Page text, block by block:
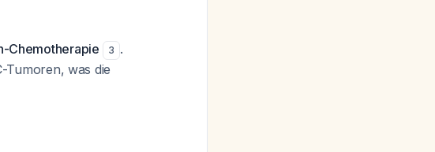
Chemotherapie 3 .
Tumoren, was die